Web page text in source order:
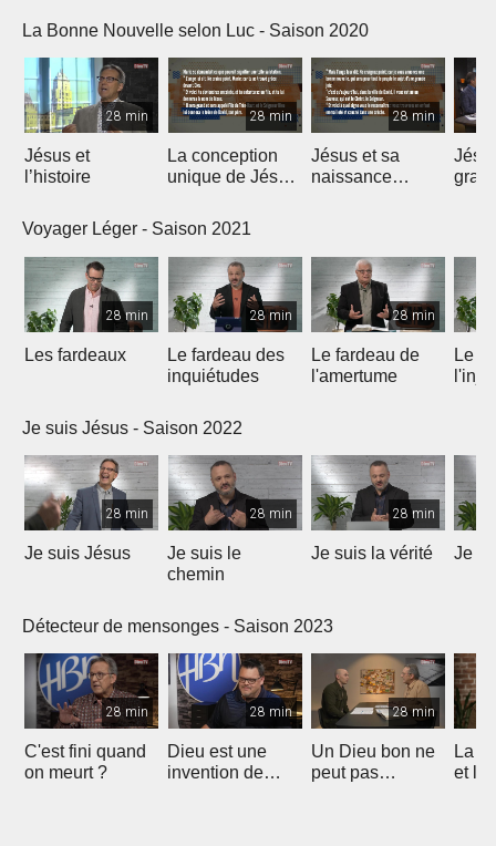
La Bonne Nouvelle selon Luc - Saison 2020
28 min
Jésus et
l’histoire
28 min
La conception
unique de Jésus
28 min
Jésus et sa
naissance
Voyager Léger - Saison 2021
28 min
Les fardeaux
28 min
Le fardeau des
inquiétudes
28 min
Le fardeau de
l'amertume
Le
Je suis Jésus - Saison 2022
28 min
Je suis Jésus
28 min
Je suis le
chemin
28 min
Je suis la vérité Je
Détecteur de mensonges - Saison 2023
28 min
C'est fini quand
on meurt ?
28 min
Dieu est une
invention de
28 min
Un Dieu bon ne
peut pas
La
et la